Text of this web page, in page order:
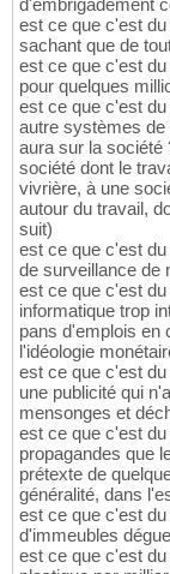
d'embrigadement
est ce que c'est
sachant que de
est ce que c'est
pour quelques
est ce que c'est
autre systèmes
aura sur la société
société dont le
vivrière, à une
autour du travail,
suit)
est ce que c'est
de surveillance de
est ce que c'est
informatique trop
pans d'emplois en
l'idéologie
est ce que c'est
une publicité qui
mensonges et
est ce que c'est
propagandes que
prétexte de
généralité, dans
est ce que c'est
d'immeubles
est ce que c'est